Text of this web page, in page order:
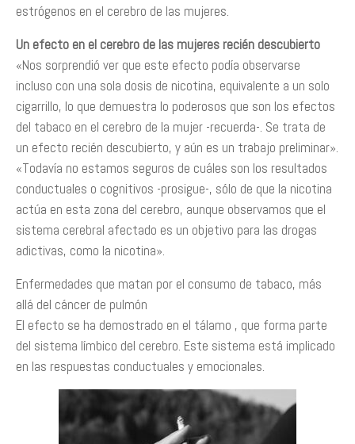
estrógenos en el cerebro de las mujeres.
Un efecto en el cerebro de las mujeres recién descubierto
«Nos sorprendió ver que este efecto podía observarse
incluso con una sola dosis de nicotina, equivalente a un solo
cigarrillo, lo que demuestra lo poderosos que son los efectos
del tabaco en el cerebro de la mujer -recuerda-. Se trata de
un efecto recién descubierto, y aún es un trabajo preliminar».
«Todavía no estamos seguros de cuáles son los resultados
conductuales o cognitivos -prosigue-, sólo de que la nicotina
actúa en esta zona del cerebro, aunque observamos que el
sistema cerebral afectado es un objetivo para las drogas
adictivas, como la nicotina».
Enfermedades que matan por el consumo de tabaco, más
allá del cáncer de pulmón
El efecto se ha demostrado en el tálamo , que forma parte
del sistema límbico del cerebro. Este sistema está implicado
en las respuestas conductuales y emocionales.